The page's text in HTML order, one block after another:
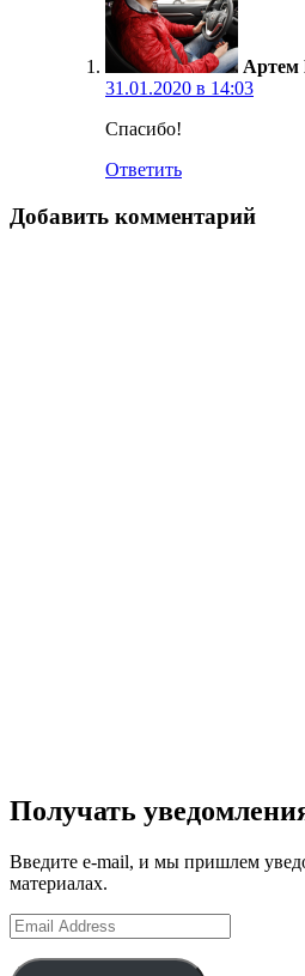
Артем
31.01.2020 в 14:03
Спасибо!
Ответить
Добавить комментарий
Получать
Введите e-mail, и мы пришлем
материалах.
Email
Address